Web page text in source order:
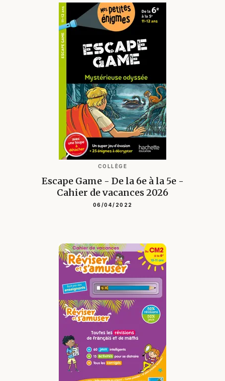
COLLÈGE
Escape Game - De la 6e à la 5e -
Cahier de vacances 2026
06/04/2022